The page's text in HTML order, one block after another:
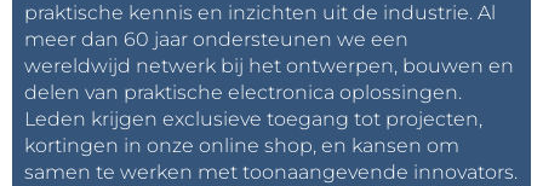
stappenmotoren, borstelloze gelijkstroom (BLDC) en
permanente-magneet synchrone (PMSM) motoren.
De LX7720 biedt een stralingstolerantie tot 100 krad
totale ionisatiedosis (TID), 50 krad tot enhanced-low-
dose-rate-sensitivity (ELDRS) blootstelling en is
ongevoelig voor gebeurtenissen die op zichzelf
praktische kennis en inzichten uit de industrie. Al
meer dan 60 jaar ondersteunen we een
wereldwijd netwerk bij het ontwerpen, bouwen en
delen van praktische electronica oplossingen.
Leden krijgen exclusieve toegang tot projecten,
kortingen in onze online shop, en kansen om
samen te werken met toonaangevende innovators.